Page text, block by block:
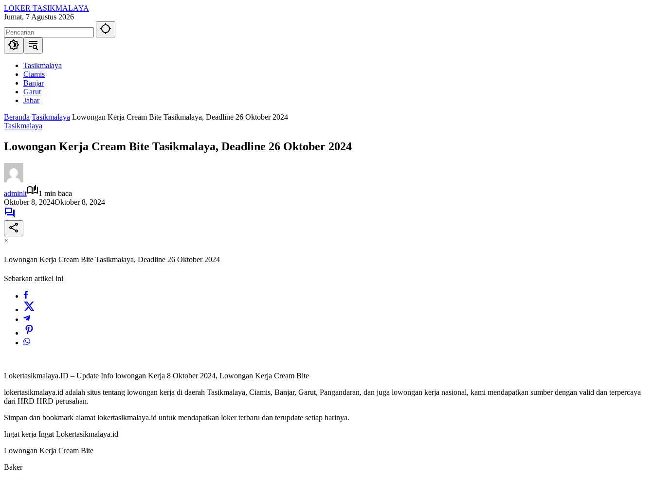
Langsung
ke
LOKER TASIKMALAYA
Info
Kerja
Tasikmalaya
dan
Jumat, 7 Agustus 2026
Tasikmalaya
Ciamis
Banjar
Garut
Jabar
Beranda Tasikmalaya Lowongan Kerja Cream Bite Tasikmalaya, Deadline 26 Oktober 2024
Tasikmalaya
Lowongan Kerja Cream Bite Tasikmalaya, Deadline 26 Oktober 2024
adminlt
1 min baca
Oktober 8, 2024Oktober 8, 2024
×
Lowongan Kerja Cream Bite Tasikmalaya, Deadline 26 Oktober 2024
Sebarkan artikel ini
Lokertasikmalaya.ID – Update Info lowongan Kerja 8 Oktober 2024, Lowongan Kerja Cream Bite
lokertasikmalaya.id adalah situs tentang lowongan kerja di daerah Tasikmalaya, Ciamis, Banjar, Garut, Pangandaran, dan juga lowongan kerja nasional, kami mendapatkan sumber dengan valid dan terpercaya
dari HRD HRD perusahan.
Simpan dan bookmark alamat lokertasikmalaya.id untuk mendapatkan loker terbaru dan terupdate setiap harinya.
Ingat kerja Ingat Lokertasikmalaya.id
Lowongan Kerja Cream Bite
Baker